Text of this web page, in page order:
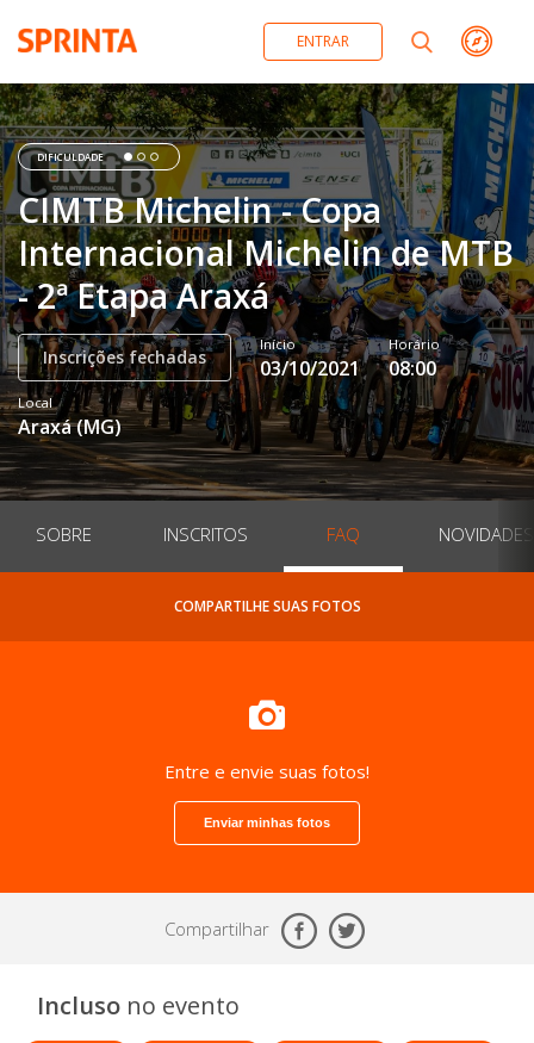
ENTRAR
DIFICULDADE
CIMTB Michelin - Copa
Internacional Michelin de MTB
- 2ª Etapa Araxá
Inscrições fechadas
Início
03/10/2021
Horário
08:00
Local
Araxá(MG)
SOBRE INSCRITOS FAQ NOVIDADES
COMPARTILHE SUAS FOTOS
Entre e envie suas fotos!
Enviar minhas fotos
Compartilhar
Incluso no evento